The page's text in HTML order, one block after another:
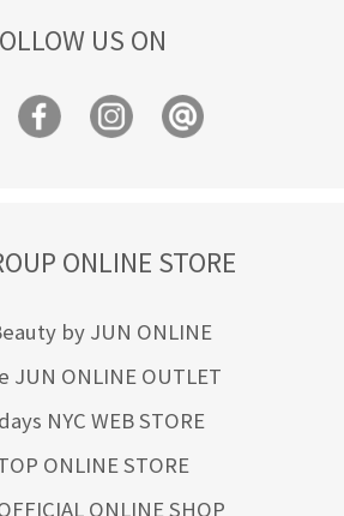
US ON
ONLINE STORE
by JUN ONLINE
JUN ONLINE OUTLET
NYC WEB STORE
ONLINE STORE
ONLINE SHOP